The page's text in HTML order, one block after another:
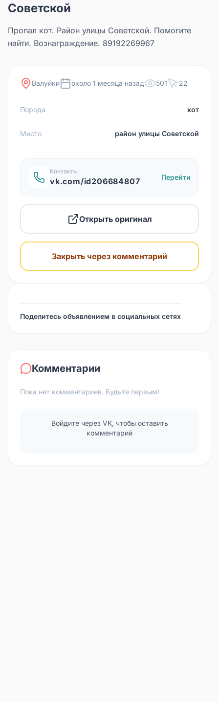
Советской
Пропал кот. Район улицы Советской. Помогите
найти. Вознаграждение. 89192269967
Валуйки около 1 месяца назад 501 22
Порода кот
Место район улицы Советской
Контакты
vk.com/id206684807 Перейти
Открыть оригинал
Закрыть через комментарий
Поделитесь объявлением в социальных сетях
Комментарии
Пока нет комментариев. Будьте первым!
Войдите через VK, чтобы оставить
комментарий